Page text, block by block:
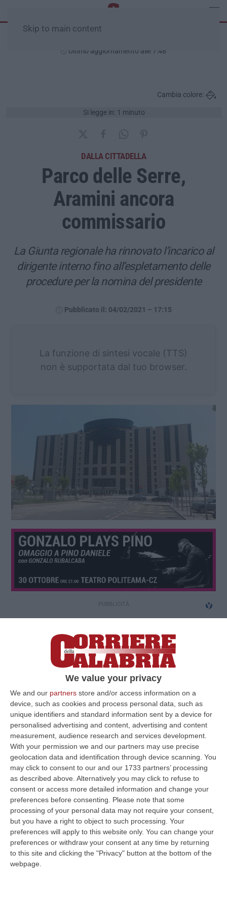
We value your privacy
We and our partners store and/or access information on a
device, such as cookies and process personal data, such as
unique identifiers and standard information sent by a device for
personalised advertising and content, advertising and content
measurement, audience research and services development.
With your permission we and our partners may use precise
geolocation data and identification through device scanning. You
may click to consent to our and our 1733 partners’ processing
as described above. Alternatively you may click to refuse to
consent or access more detailed information and change your
preferences before consenting.
Please note that some
processing of your personal data may not require your consent,
but you have a right to object to such processing. Your
preferences will apply to this website only. You can change your
preferences or withdraw your consent at any time by returning
to this site and clicking the "Privacy" button at the bottom of the
webpage.
Skip to main content
Ultimo aggiornamento alle 7:48
Si legge in: 1 minuto
Cambia colore:
DALLA CITTADELLA
Parco delle Serre,
Aramini ancora
commissario
La Giunta regionale ha rinnovato l’incarico al
dirigente interno fino all’espletamento delle
procedure per la nomina del presidente
Pubblicato il: 04/02/2021 – 17:15
La funzione di sintesi vocale (TTS)
non è supportata dal tuo browser.
Clicca e segui “Corriere della Calabria” su Google News
CATANZAROLa Giunta regionale ha
rinnovato l’incarico a Giovanni Aramini quale